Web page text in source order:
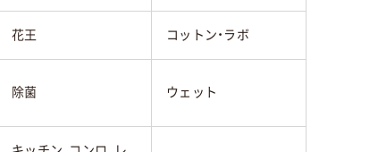
花王 コットン・ラボ
除菌 ウェット